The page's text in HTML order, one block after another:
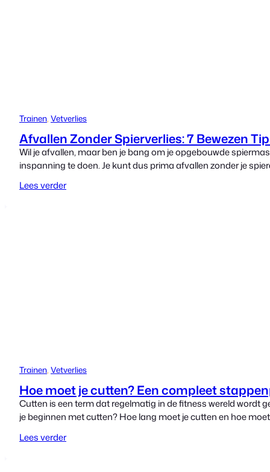
Trainen Vetverlies
Afvallen Zonder Spierverlies: 7 Bewezen
Wil je afvallen, maar ben je bang om je opgebouwde
inspanning te doen. Je kunt dus prima afvallen zonder je
Lees verder
Trainen, Vetverlies
Hoe moet je cutten? Een compleet
Cutten is een term dat regelmatig in de fitness wereld wordt
je beginnen met cutten? Hoe lang moet je cutten en hoe
Lees verder